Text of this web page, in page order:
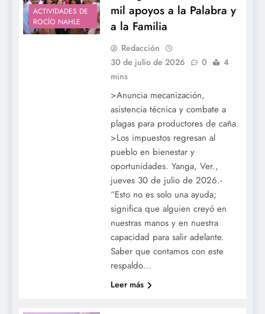
ACTIVIDADES DE
ROCÍO NAHLE
mil apoyos a la Palabra y
a la Familia
Redacción
30 de julio de 2026
0
4
mins
>Anuncia mecanización,
asistencia técnica y combate a
plagas para productores de caña.
>Los impuestos regresan al
pueblo en bienestar y
oportunidades. Yanga, Ver.,
jueves 30 de julio de 2026.-
“Esto no es solo una ayuda;
significa que alguien creyó en
nuestras manos y en nuestra
capacidad para salir adelante.
Saber que contamos con este
respaldo…
Leer más